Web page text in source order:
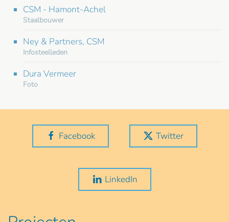
CSM - Hamont-Achel
Staalbouwer
Ney & Partners, CSM
Infosteelleden
Dura Vermeer
Foto
Facebook Twitter
LinkedIn